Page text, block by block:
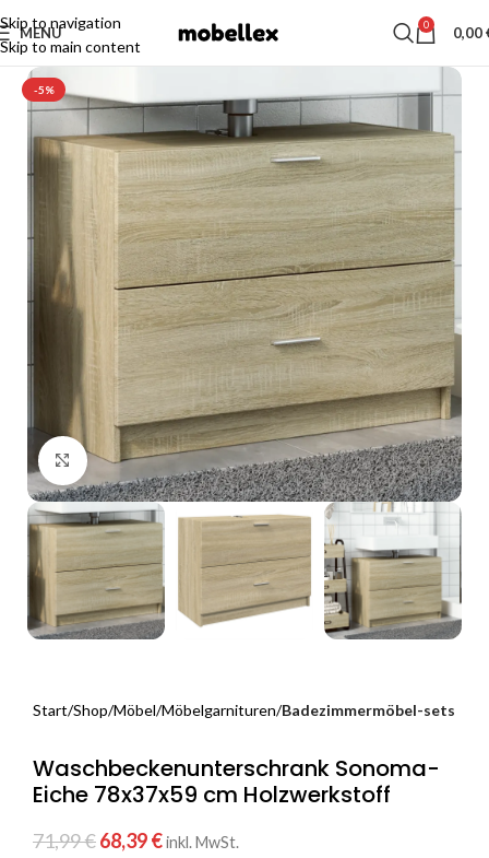
Skip to navigation
Skip to main content
MENU 0 0,00
-5%
Click to enlarge
Start Shop Möbel Möbelgarnituren Badezimmermöbel-sets
Waschbeckenunterschrank Sonoma-
Eiche 78x37x59 cm Holzwerkstoff
71,99€68,39€inkl. MwSt.